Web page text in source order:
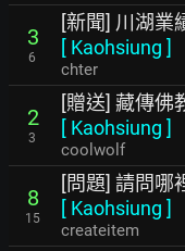
3
6
[新聞] 川湖業
[ Kaohsiung ]
chter
2
3
[贈送] 藏傳佛
[ Kaohsiung ]
coolwolf
8
15
[問題] 請問哪
[ Kaohsiung ]
createitem